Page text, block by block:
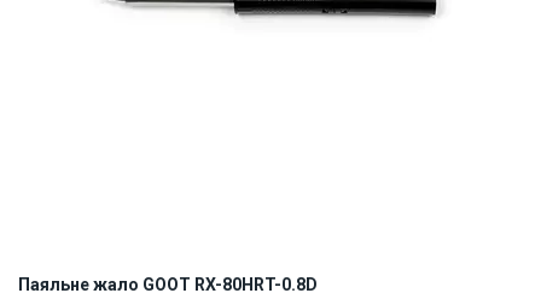
Паяльне жало GOOT RX-80HRT-0.8D